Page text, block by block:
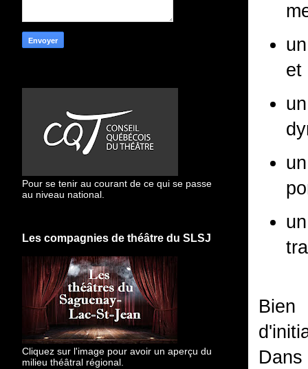
et
Bien
Pour se tenir au courant de ce qui se passe
au niveau national.
Les compagnies de théâtre du SLSJ
Cliquez sur l'image pour avoir un aperçu du
milieu théâtral régional.